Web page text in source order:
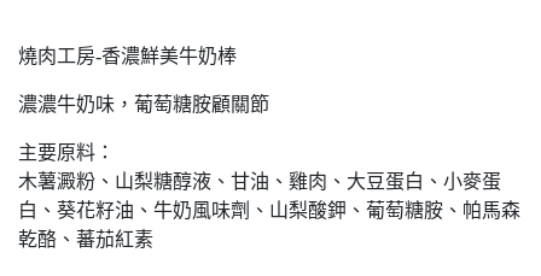
燒肉工房-香濃鮮美牛奶棒
濃濃牛奶味，葡萄糖胺顧關節
主要原料：
木薯澱粉、山梨糖醇液、甘油、雞肉、大豆蛋白、小麥蛋
白、葵花籽油、牛奶風味劑、山梨酸鉀、葡萄糖胺、帕馬森
乾酪、蕃茄紅素